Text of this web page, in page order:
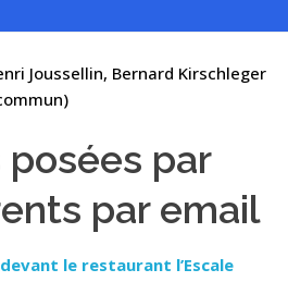
Joussellin, Bernard Kirschleger
par
par email
le restaurant l’Escale